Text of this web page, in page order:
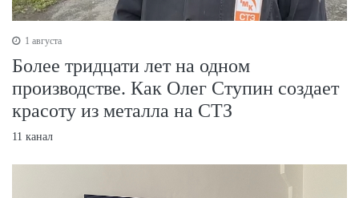
1 августа
Более тридцати лет на одном
производстве. Как Олег Ступин создает
красоту из металла на СТЗ
11 канал